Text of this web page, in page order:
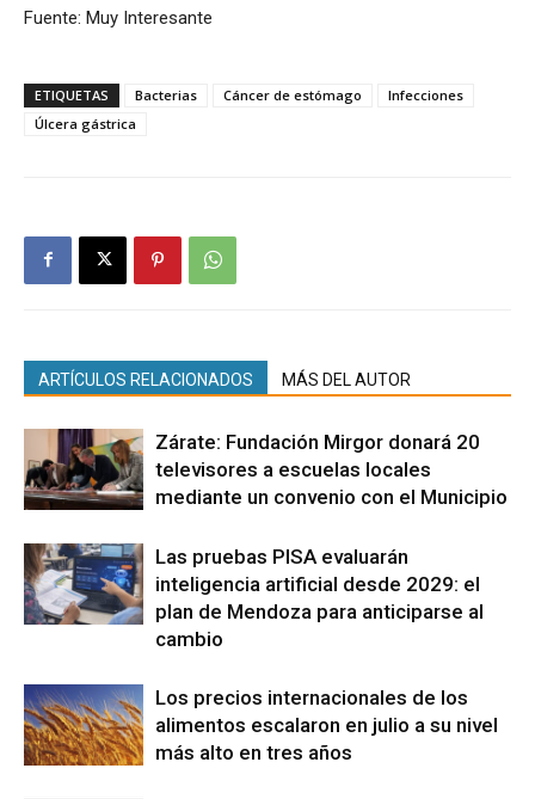
Fuente: Muy Interesante
ETIQUETAS Bacterias Cáncer de estómago
Infecciones
Úlcera gástrica
ARTÍCULOS RELACIONADOS MÁS DEL AUTOR
Zárate: Fundación Mirgor donará 20
televisores a escuelas locales
mediante un convenio con el Municipio
Las pruebas PISA evaluarán
inteligencia artificial desde 2029: el
plan de Mendoza para anticiparse al
cambio
Los precios internacionales de los
alimentos escalaron en julio a su nivel
más alto en tres años